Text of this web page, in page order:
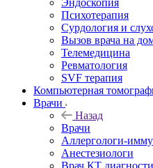
Эндоскопия
Психотерапия
Сурдология и
Вызов врача на
Телемедицина
Ревматология
SVF терапия
Компьютерная
Врачи
Назад
Врачи
Аллергологи-
Анестезиологи
Врач КТ